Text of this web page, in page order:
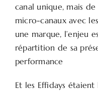
canal unique, mais
micro-canaux avec
une marque, l’enjeu
répartition de sa
performance
Et les Effidays